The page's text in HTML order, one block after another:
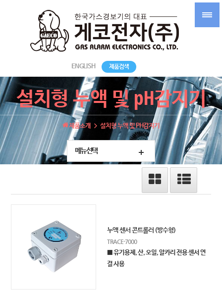
ENGLISH 제품검색
설치형 누액 및 pH감지기
제품소개 설치형 누액 및 PH감지기
메뉴선택
누액 센서 콘트롤러 (방수형)
TRACE-7000
■ 유기용제, 산, 오일, 알카리 전용 센서 연
결 사용